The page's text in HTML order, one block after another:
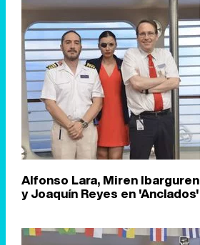
Alfonso Lara, Miren Ibarguren
y Joaquín Reyes en 'Anclados'